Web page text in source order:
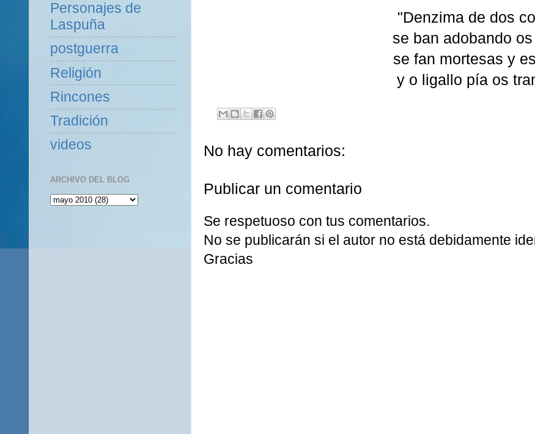
"Denzima de dos
se ban adobando
se fan mortesas y
y o ligallo pía os
No hay comentarios:
Publicar un comentario
Se respetuoso con tus comentarios.
No se publicarán si el autor no está debidamente
Gracias
Personajes de
Laspuña
postguerra
Religión
Rincones
Tradición
videos
ARCHIVO DEL BLOG